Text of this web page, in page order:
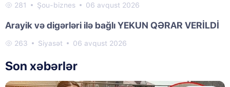
281 Şou-biznes 06 avqust 2026
Arayik və digərləri ilə bağlı YEKUN QƏRAR VERİLDİ
263 Siyasət 06 avqust 2026
Son xəbərlər